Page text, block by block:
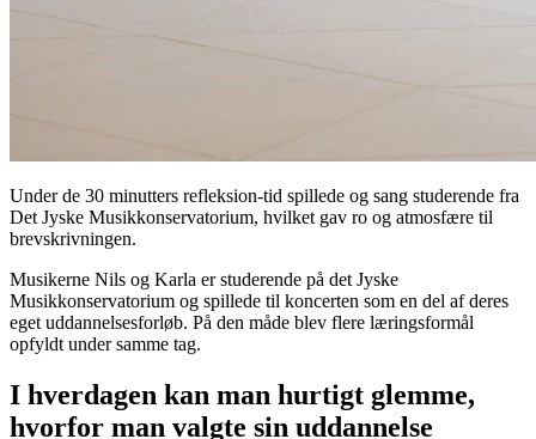
Under de 30 minutters refleksion-tid spillede og sang studerende fra
Det Jyske Musikkonservatorium, hvilket gav ro og atmosfære til
brevskrivningen.
Musikerne Nils og Karla er studerende på det Jyske
Musikkonservatorium og spillede til koncerten som en del af deres
eget uddannelsesforløb. På den måde blev flere læringsformål
opfyldt under samme tag.
I hverdagen kan man hurtigt glemme,
hvorfor man valgte sin uddannelse